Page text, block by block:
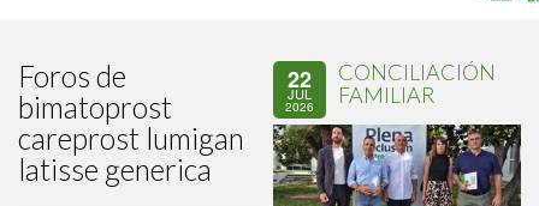
Foros de
bimatoprost
careprost lumigan
latisse generica
22
JUL
2026
CONCILIACIÓN
FAMILIAR